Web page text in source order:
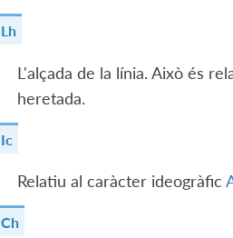
Lh
L'alçada de la línia. Això és
heretada.
Ic
Relatiu al caràcter ideogràfic
Ch